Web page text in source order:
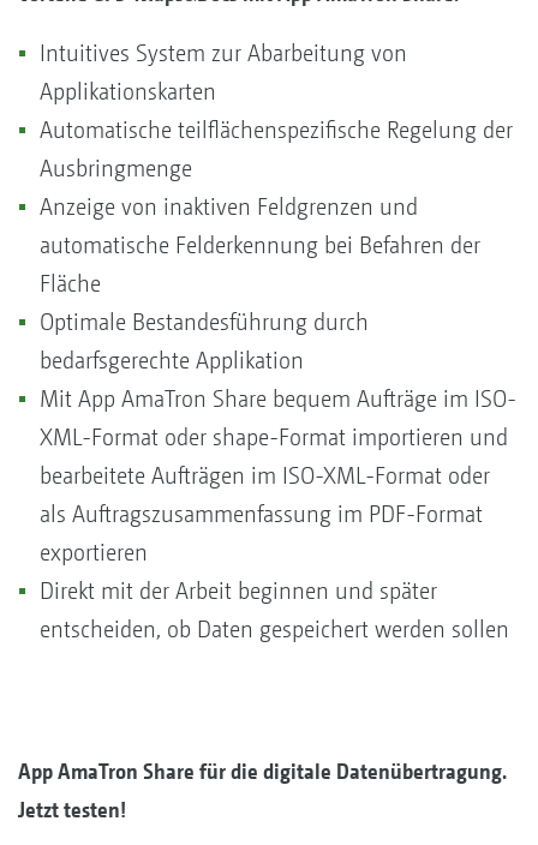
Intuitives System zur Abarbeitung von
Applikationskarten
Automatische teilflächenspezifische Regelung der
Ausbringmenge
Anzeige von inaktiven Feldgrenzen und
automatische Felderkennung bei Befahren der
Fläche
Optimale Bestandesführung durch
bedarfsgerechte Applikation
Mit App AmaTron Share bequem Aufträge im ISO-
XML-Format oder shape-Format importieren und
bearbeitete Aufträgen im ISO-XML-Format oder
als Auftragszusammenfassung im PDF-Format
exportieren
Direkt mit der Arbeit beginnen und später
entscheiden, ob Daten gespeichert werden sollen
App AmaTron Share für die digitale Datenübertragung.
Jetzt testen!